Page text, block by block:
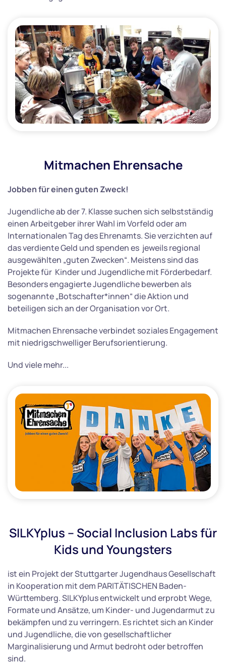
Mitmachen Ehrensache
Jobben für einen guten Zweck!
Jugendliche ab der 7. Klasse suchen sich selbstständig
einen Arbeitgeber ihrer Wahl im Vorfeld oder am
Internationalen Tag des Ehrenamts. Sie verzichten auf
das verdiente Geld und spenden es jeweils regional
ausgewählten „guten Zwecken“. Meistens sind das
Projekte für Kinder und Jugendliche mit Förderbedarf.
Besonders engagierte Jugendliche bewerben als
sogenannte „Botschafter*innen“ die Aktion und
beteiligen sich an der Organisation vor Ort.
Mitmachen Ehrensache verbindet soziales Engagement
mit niedrigschwelliger Berufsorientierung.
Und viele mehr...
SILKYplus – Social Inclusion Labs für
Kids und Youngsters
ist ein Projekt der Stuttgarter Jugendhaus Gesellschaft
in Kooperation mit dem PARITÄTISCHEN Baden-
Württemberg. SILKYplus entwickelt und erprobt Wege,
Formate und Ansätze, um Kinder- und Jugendarmut zu
bekämpfen und zu verringern. Es richtet sich an Kinder
und Jugendliche, die von gesellschaftlicher
Marginalisierung und Armut bedroht oder betroffen
sind.